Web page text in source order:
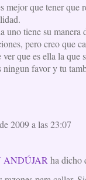
mejor que tener que
uno tiene su manera
pero creo que
ver que es ella la que
ningun favor y tu
2009 a las 23:07
ANDÚJAR ha